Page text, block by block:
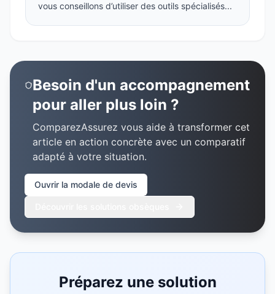
vous conseillons d’utiliser des outils spécialisés...
Besoin d'un accompagnement
pour aller plus loin ?
ComparezAssurez vous aide à transformer cet
article en action concrète avec un comparatif
adapté à votre situation.
Ouvrir la modale de devis
Préparez une solution